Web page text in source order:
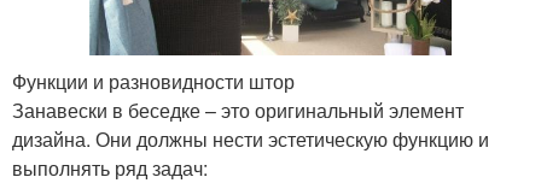
Функции и разновидности штор
Занавески в беседке – это оригинальный элемент
дизайна. Они должны нести эстетическую функцию и
выполнять ряд задач: